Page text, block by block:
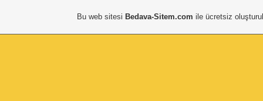
Bu web sitesi Bedava-Sitem.com ile ücretsiz